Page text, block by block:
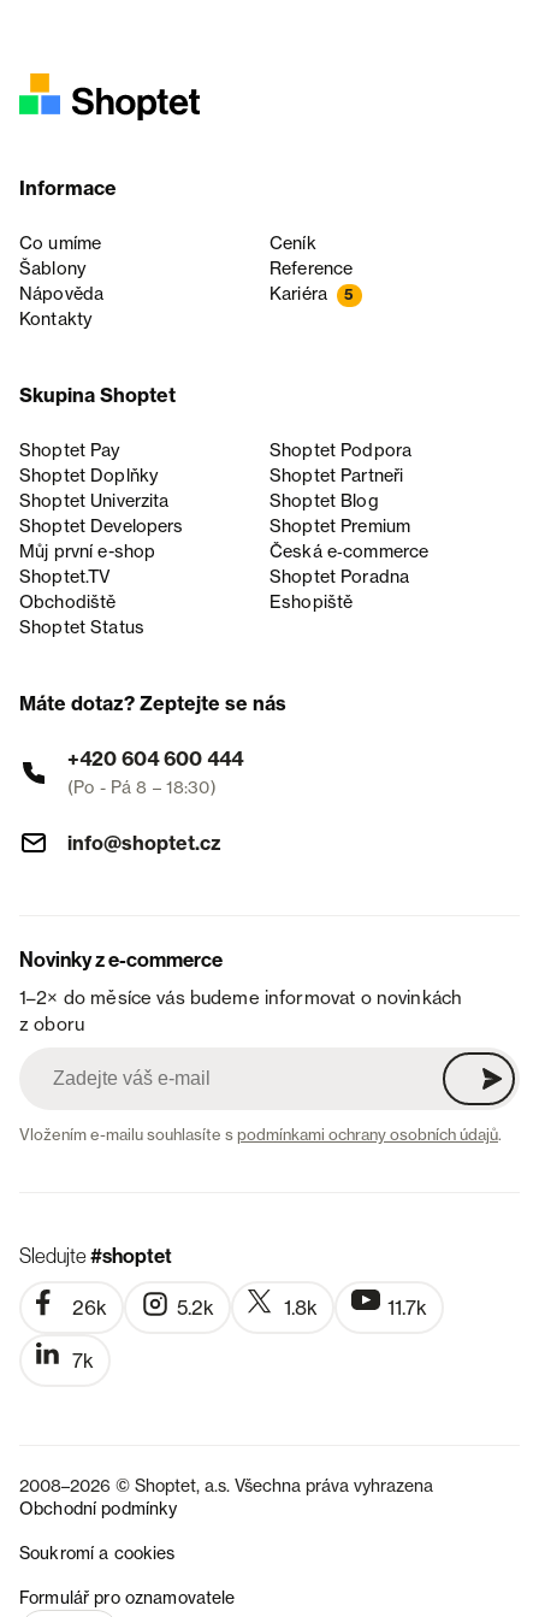
Informace
Co umíme
Ceník
Šablony
Reference
Nápověda
Kariéra 5
Kontakty
Skupina Shoptet
Shoptet Pay
Shoptet Podpora
Shoptet Doplňky
Shoptet Partneři
Shoptet Univerzita
Shoptet Blog
Shoptet Developers
Shoptet Premium
Můj první e-shop
Česká e‑commerce
Shoptet.TV
Shoptet Poradna
Obchodiště
Eshopiště
Shoptet Status
Máte dotaz? Zeptejte se nás
+420 604 600 444
(Po - Pá 8 – 18:30)
info@shoptet.cz
Novinky z e-commerce
1–2× do měsíce vás budeme informovat o novinkách
z oboru
Vložením e-mailu souhlasíte spodmínkami ochrany osobních údajů.
Sledujte#shoptet
26k 5.2k 1.8k 11.7k
7k
2008–2026 © Shoptet, a.s. Všechna práva vyhrazena
Obchodní podmínky
Soukromí a cookies
Formulář pro oznamovatele